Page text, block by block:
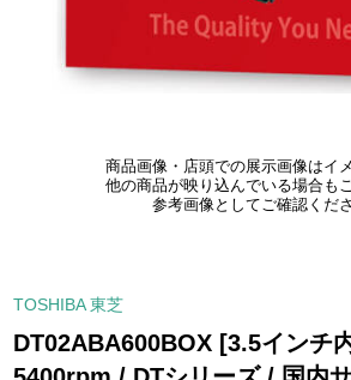
商品画像・店頭での展示画像はイ
他の商品が映り込んでいる場合も
参考画像としてご確認くださ
TOSHIBA 東芝
DT02ABA600BOX [3.5インチ